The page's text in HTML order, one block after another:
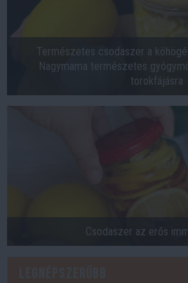
Természetes csodaszer a
Nagymama természetes
torokfájásra
Csodaszer az erős